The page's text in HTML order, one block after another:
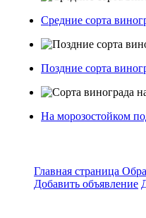
Средние сорта
Поздние сорта
На морозостойком
Главная страница
Добавить объявление